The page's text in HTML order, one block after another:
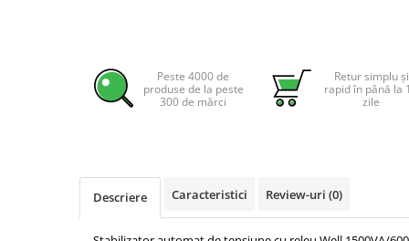
Invertoare Off-grid
Controlere solare
Convertoare de tensiune
Sisteme de stocare energie
Peste 4000 de
produse de la peste
300 de mărci
Retur simplu și
rapid în până la
zile
Descriere Caracteristici Review-uri (0)